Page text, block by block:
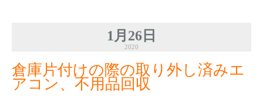
1月26日
2020
倉庫片付けの際の取り外し済みエ
アコン、不用品回収